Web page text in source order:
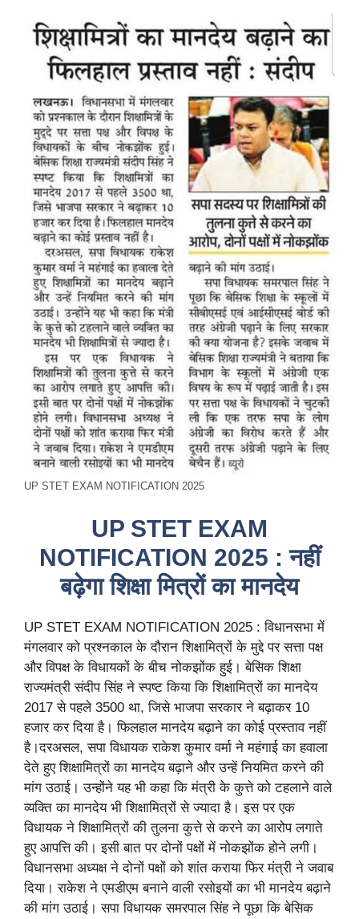
UP STET EXAM NOTIFICATION 2025
UP STET EXAM
NOTIFICATION 2025 : नहीं
बढ़ेगा शिक्षा मित्रों का मानदेय
UP STET EXAM NOTIFICATION 2025 : विधानसभा में
मंगलवार को प्रश्नकाल के दौरान शिक्षामित्रों के मुद्दे पर सत्ता पक्ष
और विपक्ष के विधायकों के बीच नोकझोंक हुई। बेसिक शिक्षा
राज्यमंत्री संदीप सिंह ने स्पष्ट किया कि शिक्षामित्रों का मानदेय
2017 से पहले 3500 था, जिसे भाजपा सरकार ने बढ़ाकर 10
हजार कर दिया है। फिलहाल मानदेय बढ़ाने का कोई प्रस्ताव नहीं
है।दरअसल, सपा विधायक राकेश कुमार वर्मा ने महंगाई का हवाला
देते हुए शिक्षामित्रों का मानदेय बढ़ाने और उन्हें नियमित करने की
मांग उठाई। उन्होंने यह भी कहा कि मंत्री के कुत्ते को टहलाने वाले
व्यक्ति का मानदेय भी शिक्षामित्रों से ज्यादा है। इस पर एक
विधायक ने शिक्षामित्रों की तुलना कुत्ते से करने का आरोप लगाते
हुए आपत्ति की। इसी बात पर दोनों पक्षों में नोकझोंक होने लगी।
विधानसभा अध्यक्ष ने दोनों पक्षों को शांत कराया फिर मंत्री ने जवाब
दिया। राकेश ने एमडीएम बनाने वाली रसोइयों का भी मानदेय बढ़ाने
की मांग उठाई। सपा विधायक समरपाल सिंह ने पूछा कि बेसिक